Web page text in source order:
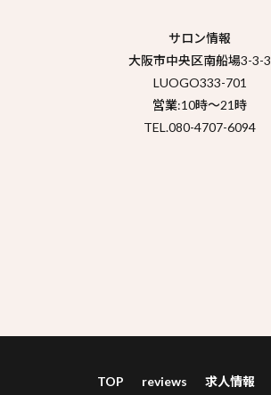
サロン情報
大阪市中央区南船場3-3-3
LUOGO333-701
営業:10時～21時
TEL.080-4707-6094
TOP reviews 求人情報